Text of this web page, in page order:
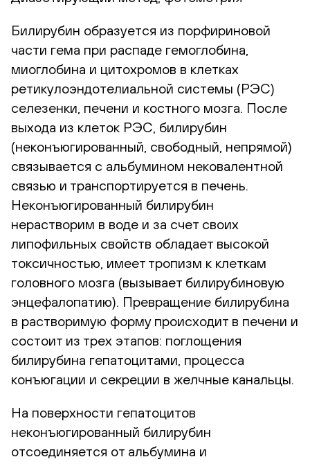
Билирубин образуется из порфириновой
части гема при распаде гемоглобина,
миоглобина и цитохромов в клетках
ретикулоэндотелиальной системы (РЭС)
селезенки, печени и костного мозга. После
выхода из клеток РЭС, билирубин
(неконъюгированный, свободный, непрямой)
связывается с альбумином нековалентной
связью и транспортируется в печень.
Неконъюгированный билирубин
нерастворим в воде и за счет своих
липофильных свойств обладает высокой
токсичностью, имеет тропизм к клеткам
головного мозга (вызывает билирубиновую
энцефалопатию). Превращение билирубина
в растворимую форму происходит в печени и
состоит из трех этапов: поглощения
билирубина гепатоцитами, процесса
конъюгации и секреции в желчные канальцы.
На поверхности гепатоцитов
неконъюгированный билирубин
отсоединяется от альбумина и